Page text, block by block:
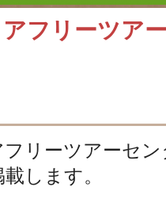
フリーツア
リーツアーセ
します。